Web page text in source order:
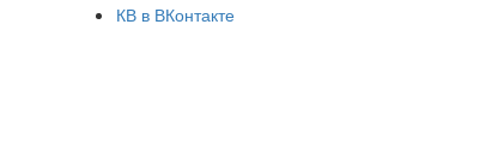
КВ в ВКонтакте